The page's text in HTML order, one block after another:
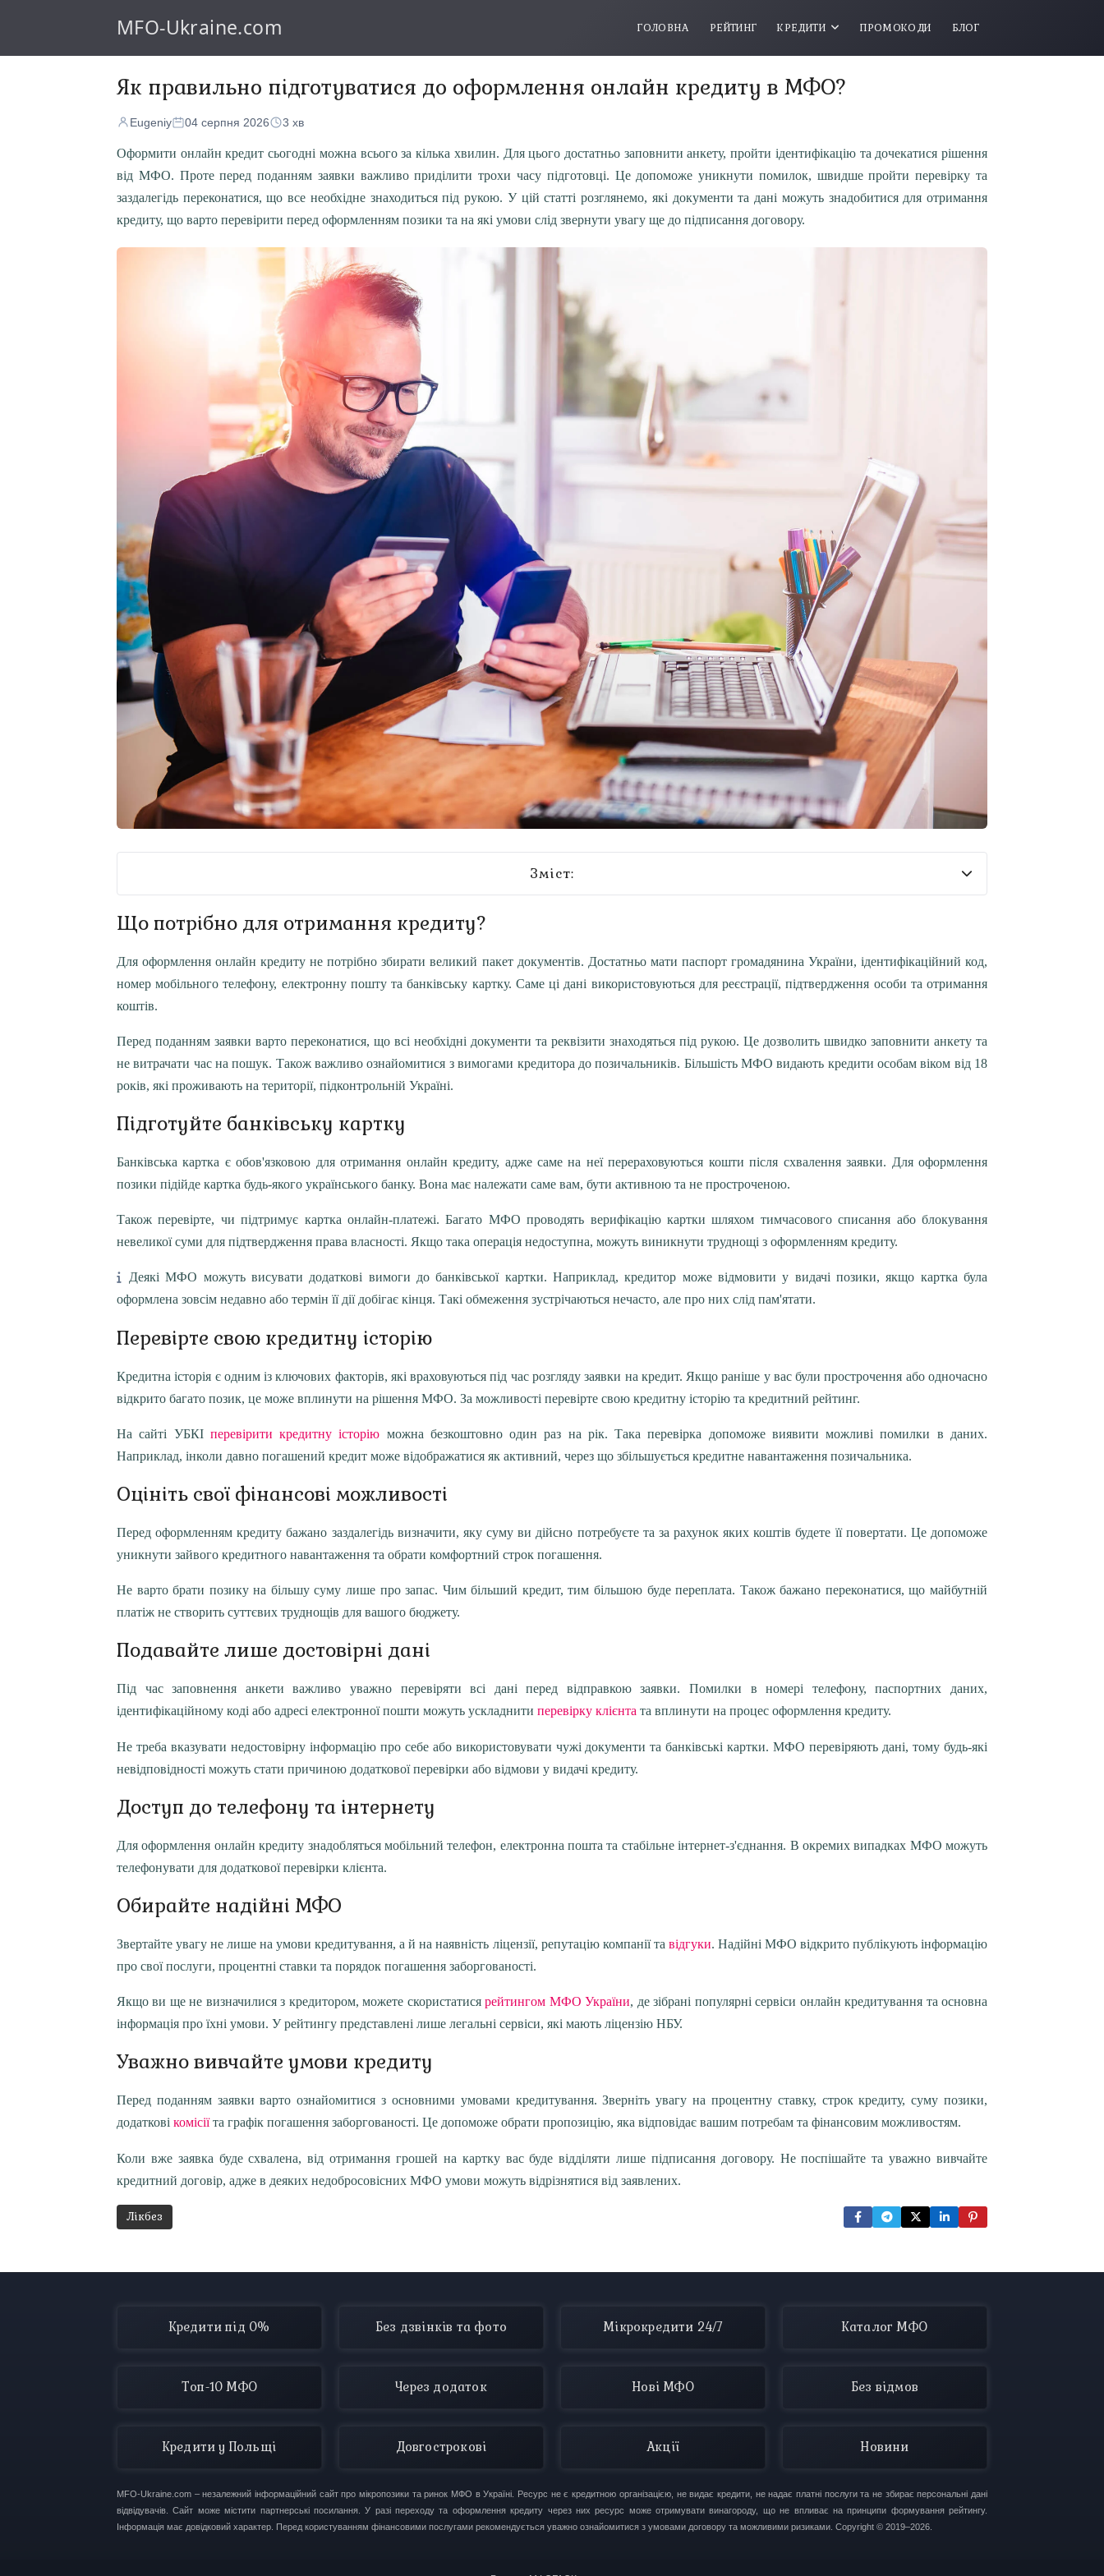
MFO-Ukraine.com ГОЛОВНА РЕЙТИНГ КРЕДИТИ ПРОМОКОДИ БЛОГ
Як правильно підготуватися до оформлення онлайн кредиту в МФО?
Eugeniy 04 серпня 2026 3 хв
Оформити онлайн кредит сьогодні можна всього за кілька хвилин. Для цього достатньо заповнити анкету, пройти ідентифікацію та дочекатися рішення
від МФО. Проте перед поданням заявки важливо приділити трохи часу підготовці. Це допоможе уникнути помилок, швидше пройти перевірку та
заздалегідь переконатися, що все необхідне знаходиться під рукою. У цій статті розглянемо, які документи та дані можуть знадобитися для отримання
кредиту, що варто перевірити перед оформленням позики та на які умови слід звернути увагу ще до підписання договору.
Зміст:
Що потрібно для отримання кредиту?
Перевірте свою кредитну історію
Подавайте лише достовірні дані
Доступ до телефону та інтернету
Обирайте надійні МФО
Уважно вивчайте умови кредиту
Що потрібно для отримання кредиту?
Для оформлення онлайн кредиту не потрібно збирати великий пакет документів. Достатньо мати паспорт громадянина України, ідентифікаційний код,
номер мобільного телефону, електронну пошту та банківську картку. Саме ці дані використовуються для реєстрації, підтвердження особи та отримання
коштів.
Перед поданням заявки варто переконатися, що всі необхідні документи та реквізити знаходяться під рукою. Це дозволить швидко заповнити анкету та
не витрачати час на пошук. Також важливо ознайомитися з вимогами кредитора до позичальників. Більшість МФО видають кредити особам віком від 18
років, які проживають на території, підконтрольній Україні.
Підготуйте банківську картку
Банківська картка є обов'язковою для отримання онлайн кредиту, адже саме на неї перераховуються кошти після схвалення заявки. Для оформлення
позики підійде картка будь-якого українського банку. Вона має належати саме вам, бути активною та не простроченою.
Також перевірте, чи підтримує картка онлайн-платежі. Багато МФО проводять верифікацію картки шляхом тимчасового списання або блокування
невеликої суми для підтвердження права власності. Якщо така операція недоступна, можуть виникнути труднощі з оформленням кредиту.
Деякі МФО можуть висувати додаткові вимоги до банківської картки. Наприклад, кредитор може відмовити у видачі позики, якщо картка була
оформлена зовсім недавно або термін її дії добігає кінця. Такі обмеження зустрічаються нечасто, але про них слід пам'ятати.
Перевірте свою кредитну історію
Кредитна історія є одним із ключових факторів, які враховуються під час розгляду заявки на кредит. Якщо раніше у вас були прострочення або одночасно
відкрито багато позик, це може вплинути на рішення МФО. За можливості перевірте свою кредитну історію та кредитний рейтинг.
На сайті УБКІ перевірити кредитну історію можна безкоштовно один раз на рік. Така перевірка допоможе виявити можливі помилки в даних.
Наприклад, інколи давно погашений кредит може відображатися як активний, через що збільшується кредитне навантаження позичальника.
Оцініть свої фінансові можливості
Перед оформленням кредиту бажано заздалегідь визначити, яку суму ви дійсно потребуєте та за рахунок яких коштів будете її повертати. Це допоможе
уникнути зайвого кредитного навантаження та обрати комфортний строк погашення.
Не варто брати позику на більшу суму лише про запас. Чим більший кредит, тим більшою буде переплата. Також бажано переконатися, що майбутній
платіж не створить суттєвих труднощів для вашого бюджету.
Подавайте лише достовірні дані
Під час заповнення анкети важливо уважно перевіряти всі дані перед відправкою заявки. Помилки в номері телефону, паспортних даних,
ідентифікаційному коді або адресі електронної пошти можуть ускладнити перевірку клієнта та вплинути на процес оформлення кредиту.
Не треба вказувати недостовірну інформацію про себе або використовувати чужі документи та банківські картки. МФО перевіряють дані, тому будь-які
невідповідності можуть стати причиною додаткової перевірки або відмови у видачі кредиту.
Доступ до телефону та інтернету
Для оформлення онлайн кредиту знадобляться мобільний телефон, електронна пошта та стабільне інтернет-з'єднання. В окремих випадках МФО можуть
телефонувати для додаткової перевірки клієнта.
Обирайте надійні МФО
Звертайте увагу не лише на умови кредитування, а й на наявність ліцензії, репутацію компанії та відгуки. Надійні МФО відкрито публікують інформацію
про свої послуги, процентні ставки та порядок погашення заборгованості.
Якщо ви ще не визначилися з кредитором, можете скористатисярейтингом МФО України, де зібрані популярні сервіси онлайн кредитування та основна
інформація про їхні умови. У рейтингу представлені лише легальні сервіси, які мають ліцензію НБУ.
Уважно вивчайте умови кредиту
Перед поданням заявки варто ознайомитися з основними умовами кредитування. Зверніть увагу на процентну ставку, строк кредиту, суму позики,
додаткові комісіїта графік погашення заборгованості. Це допоможе обрати пропозицію, яка відповідає вашим потребам та фінансовим можливостям.
Коли вже заявка буде схвалена, від отримання грошей на картку вас буде відділяти лише підписання договору. Не поспішайте та уважно вивчайте
кредитний договір, адже в деяких недобросовісних МФО умови можуть відрізнятися від заявлених.
Лікбез
Кредити під 0% Без дзвінків та фото Мікрокредити 24/7 Каталог МФО
Топ-10 МФО Через додаток Нові МФО Без відмов
Кредити у Польщі Довгострокові Акції Новини
MFO-Ukraine.com – незалежний інформаційний сайт про мікропозики та ринок МФО в Україні. Ресурс не є кредитною організацією, не видає кредити, не надає платні послуги та не збирає персональні дані
відвідувачів. Сайт може містити партнерські посилання. У разі переходу та оформлення кредиту через них ресурс може отримувати винагороду, що не впливає на принципи формування рейтингу.
Інформація має довідковий характер. Перед користуванням фінансовими послугами рекомендується уважно ознайомитися з умовами договору та можливими ризиками. Copyright © 2019–2026.